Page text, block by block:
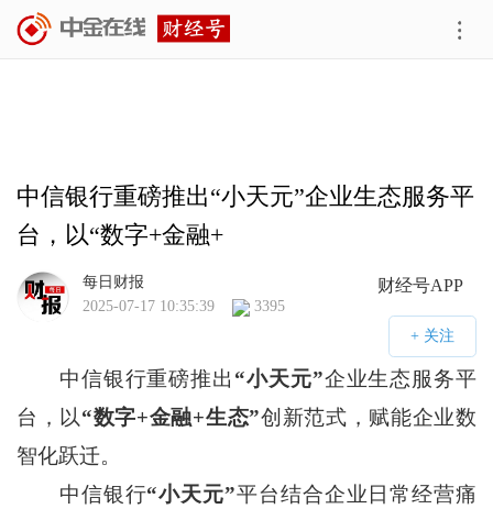
中信银行重磅推出“小天元”企业生态服务平
台，以“数字+金融+
财经号APP
每日财报
2025-07-17 10:35:39
3395
中信银行重磅推出 “小天元”企业生态服务平
台，以“数字+金融+生态”创新范式，赋能企业数
智化跃迁。
中信银行“小天元”平台结合企业日常经营痛